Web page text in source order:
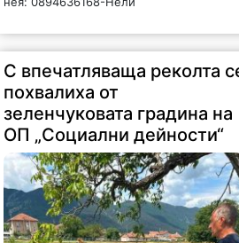
С впечатляваща реколта
похвалиха от
зеленчуковата градина на
ОП „Социални дейности“